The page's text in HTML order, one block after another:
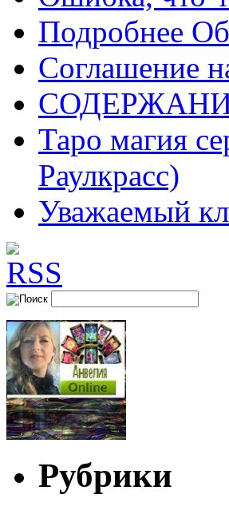
Подробнее
Соглашение
Таро магия
Раулкрасс)
Уважаемый
Рубрики